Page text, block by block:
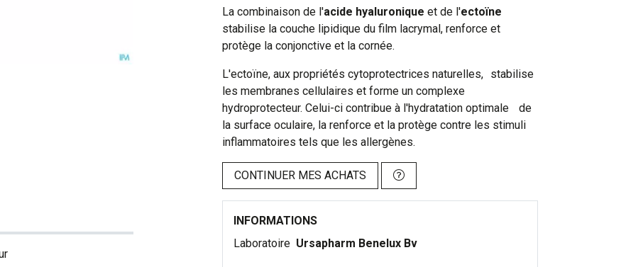
La combinaison de l'acide hyaluronique et de l'ectoïne
stabilise la couche lipidique du film lacrymal, renforce et
protège la conjonctive et la cornée.
L'ectoïne, aux propriétés cytoprotectrices naturelles, stabilise
les membranes cellulaires et forme un complexe
hydroprotecteur. Celui-ci contribue à l'hydratation optimale de
la surface oculaire, la renforce et la protège contre les stimuli
inflammatoires tels que les allergènes.
CONTINUER MES ACHATS
INFORMATIONS
Laboratoire Ursapharm Benelux Bv